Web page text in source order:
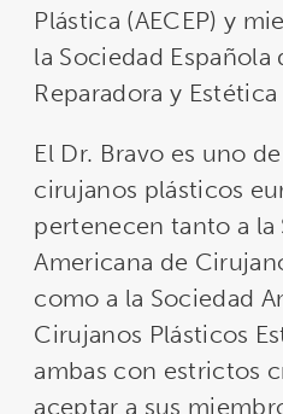
Plástica (AECEP) y
la Sociedad Española
Reparadora y Estética
El Dr. Bravo es uno
cirujanos plásticos
pertenecen tanto a la
Americana de
como a la Sociedad
Cirujanos Plásticos
ambas con estrictos
aceptar a sus